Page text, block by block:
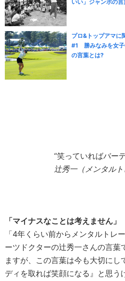
いい」ジャンボの
プロ&トップアマに
#1 勝みなみを女子
の言葉とは?
“笑っていればバー
辻秀一（メンタルト
「マイナスなことは考えません」
「4年くらい前からメンタルトレ
ーツドクターの辻秀一さんの言葉
ますが、この言葉は今も大切にし
ディを取れば笑顔になる』と思う